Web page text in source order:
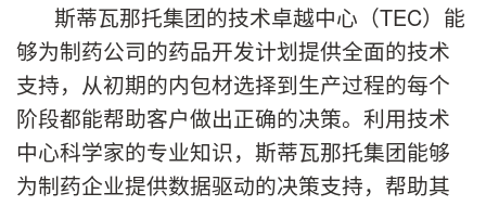
斯蒂瓦那托集团的技术卓越中心（TEC）能
够为制药公司的药品开发计划提供全面的技术
支持，从初期的内包材选择到生产过程的每个
阶段都能帮助客户做出正确的决策。利用技术
中心科学家的专业知识，斯蒂瓦那托集团能够
为制药企业提供数据驱动的决策支持，帮助其